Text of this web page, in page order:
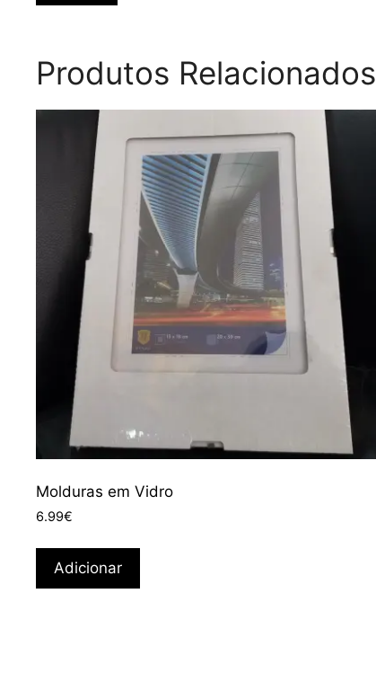
Produtos Relacionados
Molduras em Vidro
6.99€
Adicionar